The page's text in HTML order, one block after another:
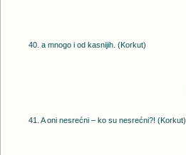
40. a mnogo i od kasnijih. (Korkut)
41. A oni nesrećni – ko su nesrećni?! (Korkut)